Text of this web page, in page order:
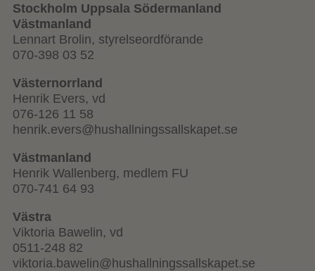
Stockholm Uppsala Södermanland
Västmanland
Lennart Brolin, styrelseordförande
070-398 03 52
Västernorrland
Henrik Evers, vd
076-126 11 58
henrik.evers@hushallningssallskapet.se
Västmanland
Henrik Wallenberg, medlem FU
070-741 64 93
Västra
Viktoria Bawelin, vd
0511-248 82
viktoria.bawelin@hushallningssallskapet.se